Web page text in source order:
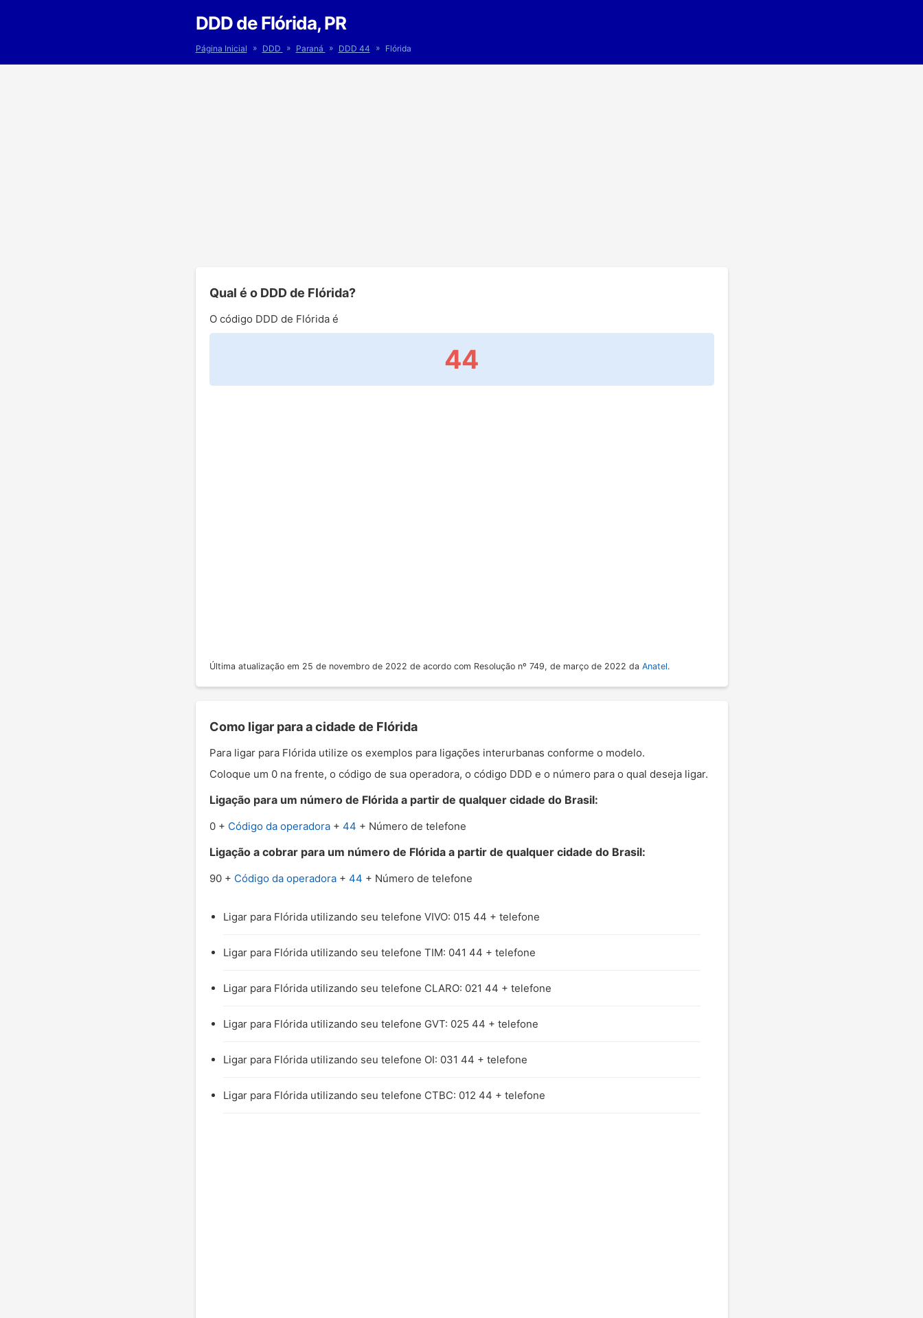
DDD de Flórida, PR
Página Inicial » DDD » Paraná » DDD 44 » Flórida
Qual é o DDD de Flórida?
O código DDD de Flórida é
44
Última atualização em 25 de novembro de 2022 de acordo com Resolução nº 749, de março de 2022 da Anatel.
Como ligar para a cidade de Flórida
Para ligar para Flórida utilize os exemplos para ligações interurbanas conforme o modelo.
Coloque um 0 na frente, o código de sua operadora, o código DDD e o número para o qual deseja ligar.
Ligação para um número de Flórida a partir de qualquer cidade do Brasil:
0 + Código da operadora+ 44 + Número de telefone
Ligação a cobrar para um número de Flórida a partir de qualquer cidade do Brasil:
90 + Código da operadora+ 44 + Número de telefone
Ligar para Flórida utilizando seu telefone VIVO: 015 44 + telefone
Ligar para Flórida utilizando seu telefone TIM: 041 44 + telefone
Ligar para Flórida utilizando seu telefone CLARO: 021 44 + telefone
Ligar para Flórida utilizando seu telefone GVT: 025 44 + telefone
Ligar para Flórida utilizando seu telefone OI: 031 44 + telefone
Ligar para Flórida utilizando seu telefone CTBC: 012 44 + telefone